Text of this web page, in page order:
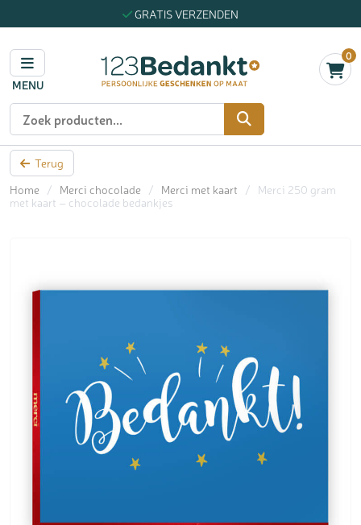
GRATIS VERZENDEN
MENU
0
Zoeken
Terug
Home
/ Merci chocolade / Merci met kaart /
Merci 250 gram
met kaart – chocolade bedankjes